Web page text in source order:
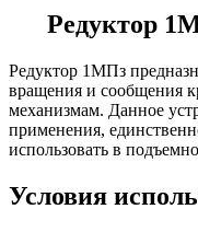
Редуктор
Редуктор 1МПз
вращения и сообщения
механизмам. Данное
применения,
использовать в
Условия